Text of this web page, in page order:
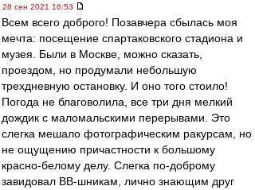
28 сен 2021 16:53
Всем всего доброго! Позавчера сбылась моя
мечта: посещение спартаковского стадиона и
музея. Были в Москве, можно сказать,
проездом, но продумали небольшую
трехдневную остановку. И оно того стоило!
Погода не благоволила, все три дня мелкий
дождик с маломальскими перерывами. Это
слегка мешало фотографическим ракурсам, но
не ощущению причастности к большому
красно-белому делу. Слегка по-доброму
завидовал ВВ-шникам, лично знающим друг